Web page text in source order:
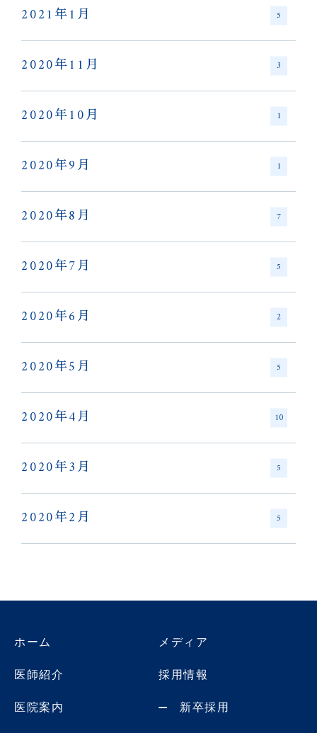
2021年1月 5
2020年11月 3
2020年10月 1
2020年9月 1
2020年8月 7
2020年7月 5
2020年6月 2
2020年5月 5
2020年4月 10
2020年3月 5
2020年2月 5
ホーム
医師紹介
医院案内
メディア
採用情報
新卒採用